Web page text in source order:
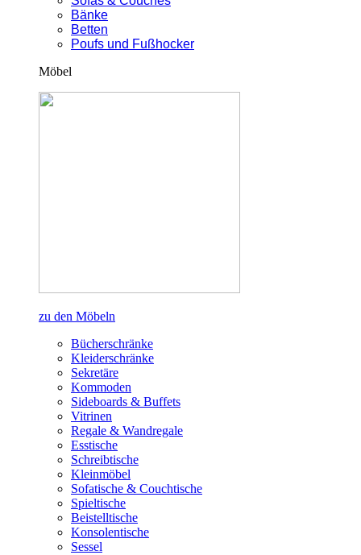
Bänke
Betten
Poufs und Fußhocker
Möbel
zu den Möbeln
Bücherschränke
Kleiderschränke
Sekretäre
Kommoden
Sideboards & Buffets
Vitrinen
Regale & Wandregale
Esstische
Schreibtische
Kleinmöbel
Sofatische & Couchtische
Spieltische
Beistelltische
Konsolentische
Sessel